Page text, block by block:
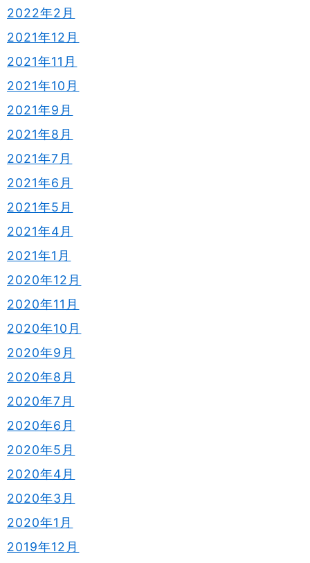
2022年2月
2021年12月
2021年11月
2021年10月
2021年9月
2021年8月
2021年7月
2021年6月
2021年5月
2021年4月
2021年1月
2020年12月
2020年11月
2020年10月
2020年9月
2020年8月
2020年7月
2020年6月
2020年5月
2020年4月
2020年3月
2020年1月
2019年12月